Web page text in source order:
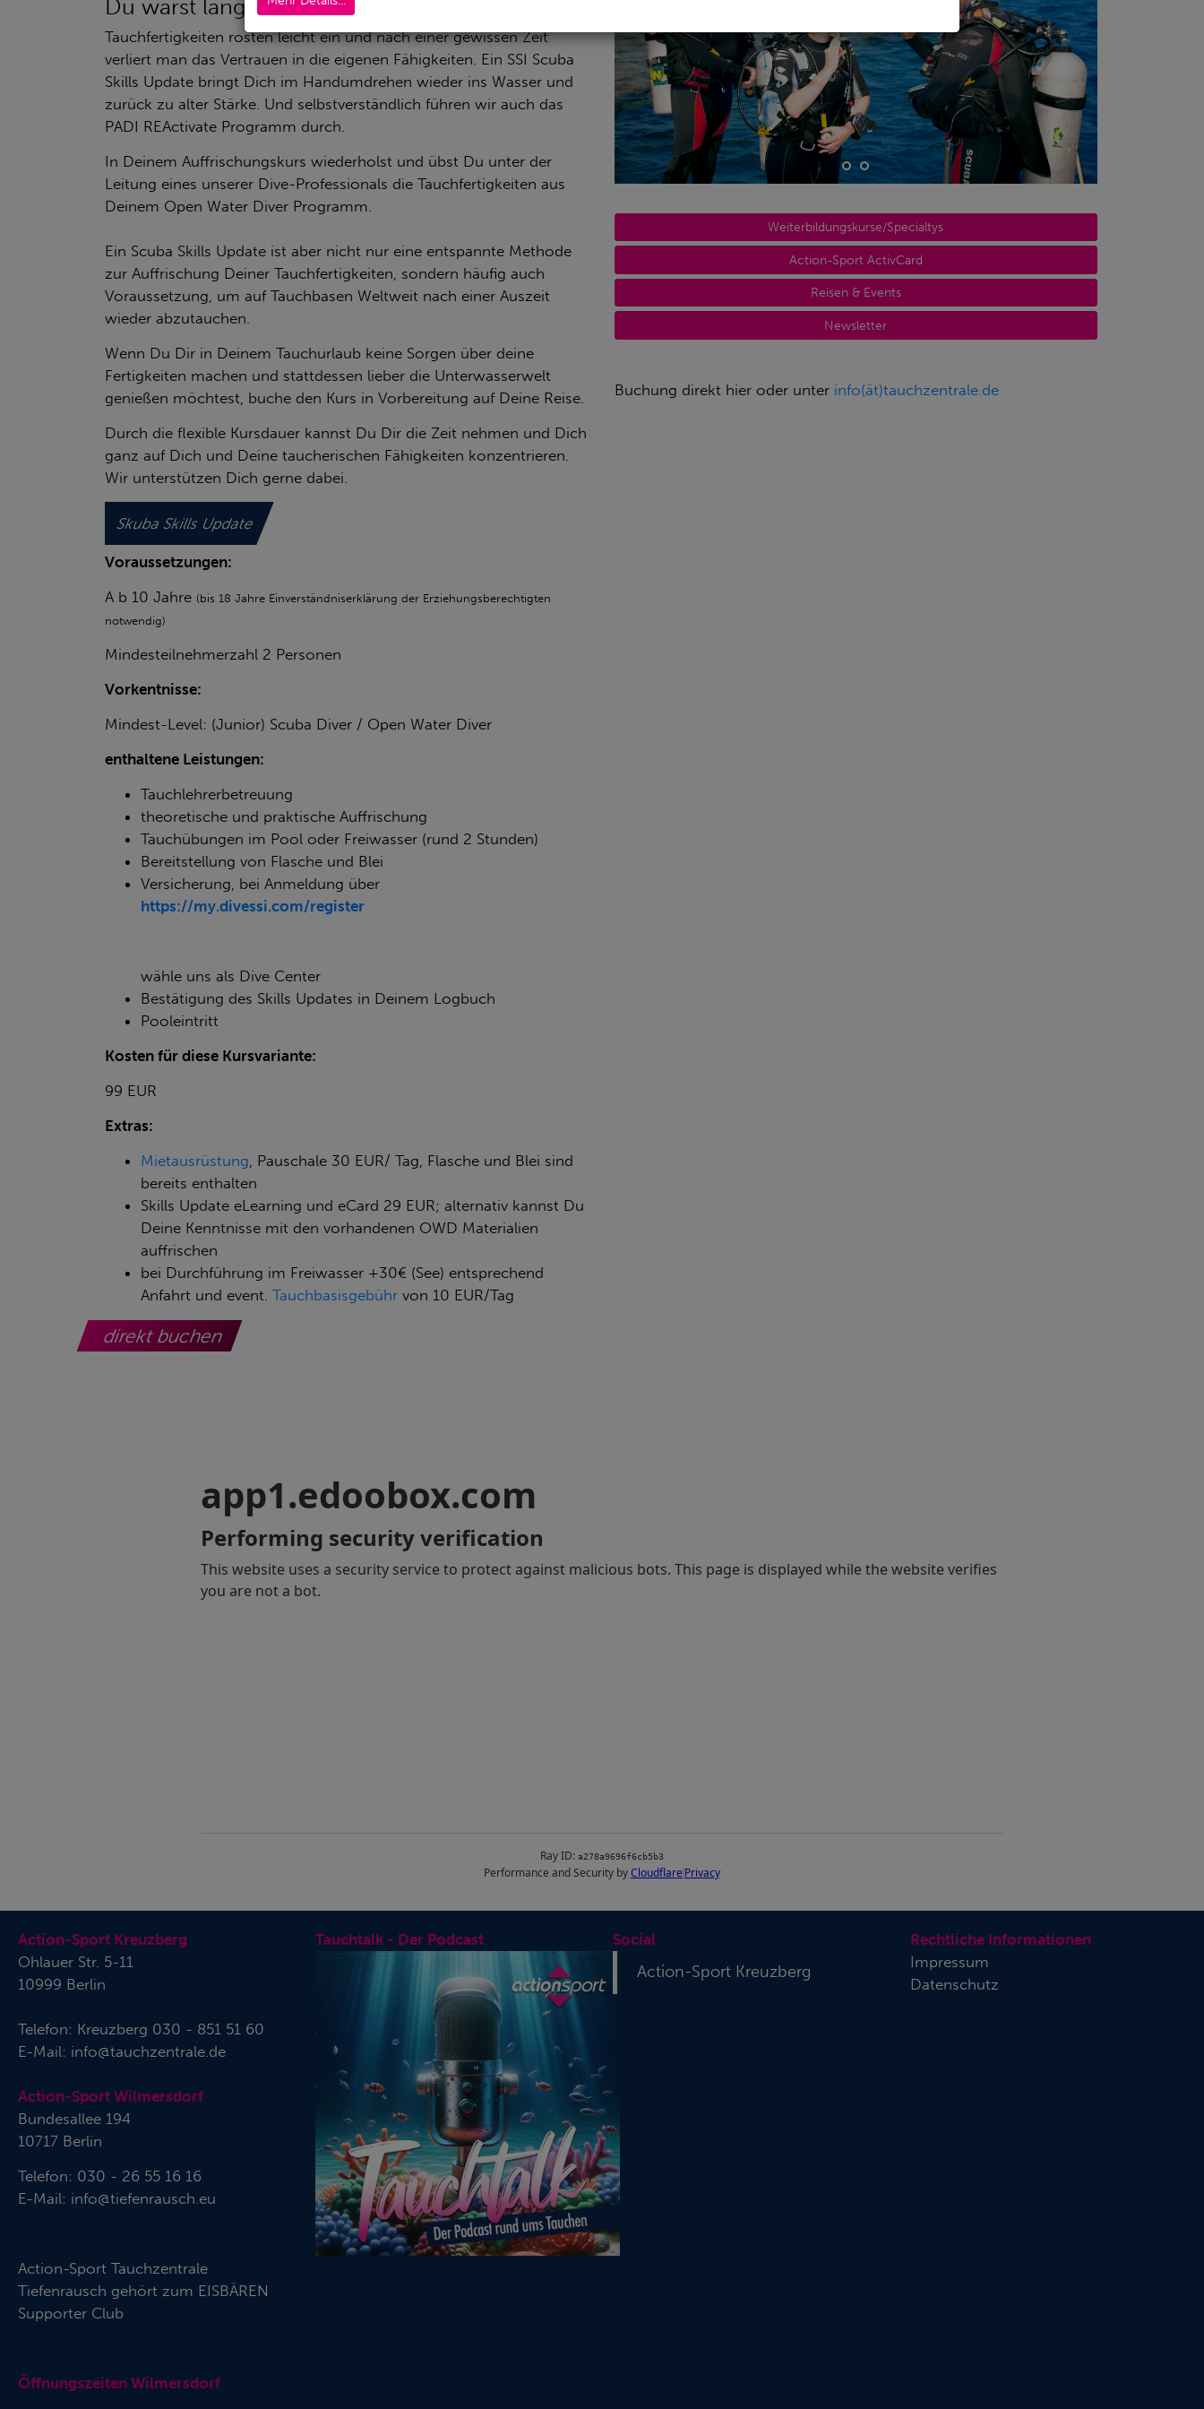
Du warst länger nicht Tauchen?
Tauchfertigkeiten rosten leicht ein und nach einer gewissen Zeit
verliert man das Vertrauen in die eigenen Fähigkeiten. Ein SSI Scuba
Skills Update bringt Dich im Handumdrehen wieder ins Wasser und
zurück zu alter Stärke. Und selbstverständlich führen wir auch das
PADI REActivate Programm durch.
In Deinem Auffrischungskurs wiederholst und übst Du unter der
Leitung eines unserer Dive-Professionals die Tauchfertigkeiten aus
Deinem Open Water Diver Programm.
Ein Scuba Skills Update ist aber nicht nur eine entspannte Methode
zur Auffrischung Deiner Tauchfertigkeiten, sondern häufig auch
Voraussetzung, um auf Tauchbasen Weltweit nach einer Auszeit
wieder abzutauchen.
Wenn Du Dir in Deinem Tauchurlaub keine Sorgen über deine
Fertigkeiten machen und stattdessen lieber die Unterwasserwelt
genießen möchtest, buche den Kurs in Vorbereitung auf Deine Reise.
Durch die flexible Kursdauer kannst Du Dir die Zeit nehmen und Dich
ganz auf Dich und Deine taucherischen Fähigkeiten konzentrieren.
Wir unterstützen Dich gerne dabei.
Skuba Skills Update
Voraussetzungen:
A b 10 Jahre (bis 18 Jahre Einverständniserklärung der Erziehungsberechtigten
notwendig)
Mindesteilnehmerzahl 2 Personen
Vorkentnisse:
Mindest-Level: (Junior) Scuba Diver / Open Water Diver
enthaltene Leistungen:
Tauchlehrerbetreuung
theoretische und praktische Auffrischung
Tauchübungen im Pool oder Freiwasser (rund 2 Stunden)
Bereitstellung von Flasche und Blei
Versicherung, bei Anmeldung über
https://my.divessi.com/register
wähle uns als Dive Center
Bestätigung des Skills Updates in Deinem Logbuch
Pooleintritt
Kosten für diese Kursvariante:
99 EUR
Extras:
Mietausrüstung , Pauschale 30 EUR/ Tag, Flasche und Blei sind
bereits enthalten
Skills Update eLearning und eCard 29 EUR; alternativ kannst Du
Deine Kenntnisse mit den vorhandenen OWD Materialien
auffrischen
bei Durchführung im Freiwasser +30€ (See) entsprechend
Anfahrt und event. Tauchbasisgebühr von 10 EUR/Tag
Weiterbildungskurse/Specialtys
Action-Sport ActivCard
Reisen & Events
Newsletter
Buchung direkt hier oder unter info(ät)tauchzentrale.de
direkt buchen
Action-Sport Kreuzberg
Ohlauer Str. 5-11
10999 Berlin
Telefon: Kreuzberg 030 - 851 51 60
E-Mail: info@tauchzentrale.de
Action-Sport Wilmersdorf
Bundesallee 194
10717 Berlin
Telefon: 030 - 26 55 16 16
E-Mail: info@tiefenrausch.eu
Action-Sport Tauchzentrale
Tiefenrausch gehört zum EISBÄREN
Supporter Club
Öffnungszeiten Wilmersdorf
Tauchtalk - Der Podcast Social
Action-Sport Kreuzberg
Rechtliche Informationen
Impressum
Datenschutz